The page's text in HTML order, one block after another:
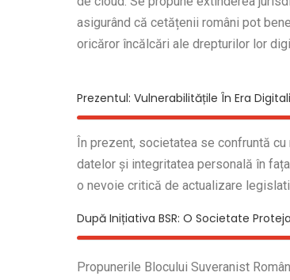
asigurând că cetățenii români pot
oricăror încălcări ale drepturilor lor
Prezentul: Vulnerabilitățile În Era
În prezent, societatea se confruntă
datelor și integritatea personală în
o nevoie critică de actualizare
După Inițiativa BSR: O Societate
Propunerile Blocului Suveranist